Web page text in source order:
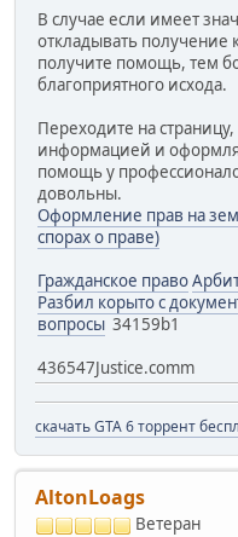
В случае если имеет
откладывать
получите помощь, тем
благоприятного исхода.
Переходите на
информацией и
помощь у
довольны.
Оформление прав на
спорах о праве)
Гражданское право
Разбил корыто с
вопросы 34159b1
436547Justice.comm
скачать GTA 6 торрент
AltonLoags
Ветеран